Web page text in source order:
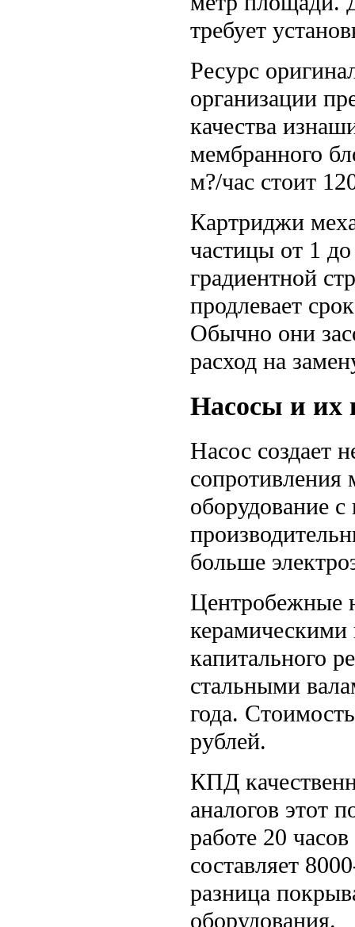
требует
Ресурс
организации
качества
мембранного
м?/час стоит
Картриджи
частицы от 1
градиентной
продлевает
Обычно они
расход на
Насосы и их
Насос создает
оборудование
больше
Центробежные
капитального
стальными
года.
рублей.
КПД
аналогов этот
работе 20
составляет
разница
оборудования.